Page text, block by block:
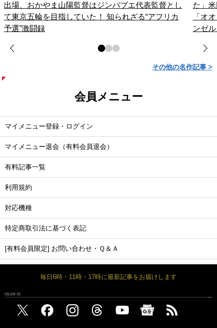
出場、おかやま山陽監督はジンバブエ代表監督とし
て東京五輪を目指していた！ 知られざる“アフリカ
予選”激闘録
た」
「オ
ンゼ
その他の名作記事 >
会員メニュー
マイメニュー登録・ログイン
マイメニュー退会（有料会員退会）
有料記事一覧
利用規約
対応機種
特定商取引法に基づく表記
[有料会員限定] お問い合わせ・Ｑ＆Ａ
毎日6時・11時・17時に最新記事をお届けします
FOLLOW US